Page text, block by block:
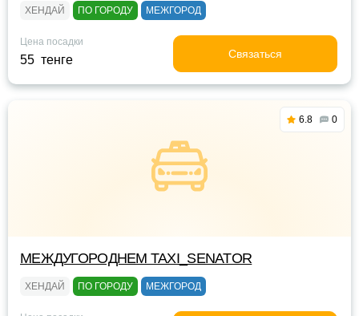
ХЕНДАЙ ПО ГОРОДУ МЕЖГОРОД
Цена посадки
55 тенге Связаться
6.8 0
МЕЖДУГОРОДНЕМ TAXI_SENATOR
ХЕНДАЙ ПО ГОРОДУ МЕЖГОРОД